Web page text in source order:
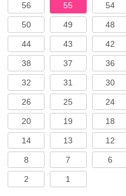
56 55 54
50 49 48
44 43 42
38 37 36
32 31 30
26 25 24
20 19 18
14 13 12
8 7 6
2 1